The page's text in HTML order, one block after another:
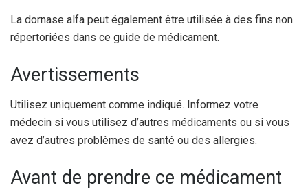
La dornase alfa peut également être utilisée à des fins non
répertoriées dans ce guide de médicament.
Avertissements
Utilisez uniquement comme indiqué. Informez votre
médecin si vous utilisez d’autres médicaments ou si vous
avez d’autres problèmes de santé ou des allergies.
Avant de prendre ce médicament